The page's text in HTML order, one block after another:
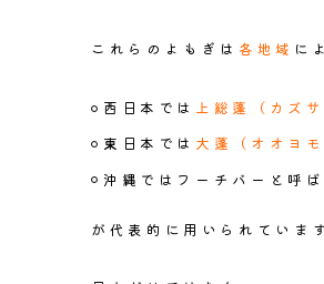
これらのよもぎは 各地域 に
西日本では 上総蓬（カズサ
東日本では 大蓬（オオヨモ
沖縄ではフーチバーと呼ば
が代表的に用いられていま